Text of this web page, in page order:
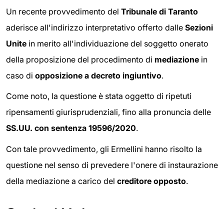
Un recente provvedimento del Tribunale di Taranto
aderisce all'indirizzo interpretativo offerto dalle Sezioni
Unite in merito all'individuazione del soggetto onerato
della proposizione del procedimento di mediazione in
caso di opposizione a decreto ingiuntivo.
Come noto, la questione è stata oggetto di ripetuti
ripensamenti giurisprudenziali, fino alla pronuncia delle
SS.UU. con sentenza 19596/2020.
Con tale provvedimento, gli Ermellini hanno risolto la
questione nel senso di prevedere l'onere di instaurazione
della mediazione a carico del creditore opposto.